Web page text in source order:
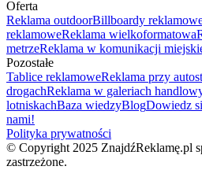
Oferta
Reklama outdoorBillboardy
reklamoweReklama wielkoformatowa
metrzeReklama w komunikacji
Pozostałe
Tablice reklamoweReklama przy
drogachReklama w galeriach
lotniskachBaza wiedzyBlogDowiedz
nami!
Polityka prywatności
© Copyright 2025 ZnajdźReklamę.pl
zastrzeżone.